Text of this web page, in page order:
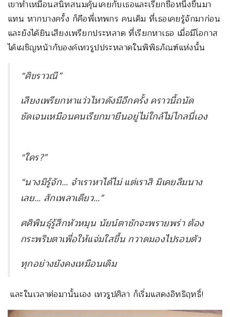
เขาทำเหมือนสนิทสนมคุ้นเคยกับเธอและเรียกชื่อหนึ่งขึ้นมา
แทน หากบางครั้ง ก็คือพี่เทพกร คนเดิม ที่เธอเคยรู้จักมาก่อน
และยังได้ยินเสียงเพรียกประหลาด ที่เรียกหาเธอ เมื่อมีโอกาส
ได้เผชิญหน้ากับองค์เทวรูปประหลาดในพิพิธภัณฑ์แห่งนั้น
“ศิขราวณี”
เสียงเพรียกหาแว่วไหวดังมีอีกครั้ง คราวนี้ถนัด
ชัดเจนเหมือนคนเรียกมายืนอยู่ไม่ใกล้ไม่ไกลนี่เอง
“ใคร?”
“นางมิรู้จัก… จำเราหาได้ไม่ แต่เราสิ มิเคยลืมนาง
เลย… สักเพลาเดียว…”
ศศิพินธุ์รู้สึกหัวหมุน นัยน์ตาชักจะพรายพร่า ต้อง
กระพริบตาเพื่อให้แจ่มใสขึ้น กวาดมองไปรอบตัว
ทุกอย่างยังคงเหมือนเดิม
และในเวลาต่อมานั้นเอง เทวรูปศิลา ก็เริ่มแสดงอิทธิฤทธิ์!